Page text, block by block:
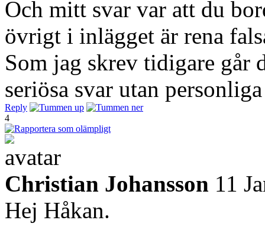
Och mitt svar var att du
övrigt i inlägget är rena
Som jag skrev tidigare går
seriösa svar utan
Reply
4
Christian Johansson 11
Hej Håkan.